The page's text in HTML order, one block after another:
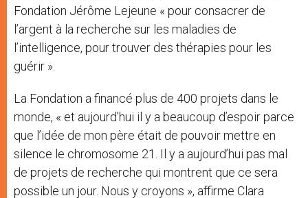
Fondation Jérôme Lejeune « pour consacrer de
l’argent à la recherche sur les maladies de
l’intelligence, pour trouver des thérapies pour les
guérir ».
La Fondation a financé plus de 400 projets dans le
monde, « et aujourd’hui il y a beaucoup d’espoir parce
que l’idée de mon père était de pouvoir mettre en
silence le chromosome 21. Il y a aujourd’hui pas mal
de projets de recherche qui montrent que ce sera
possible un jour. Nous y croyons », affirme Clara